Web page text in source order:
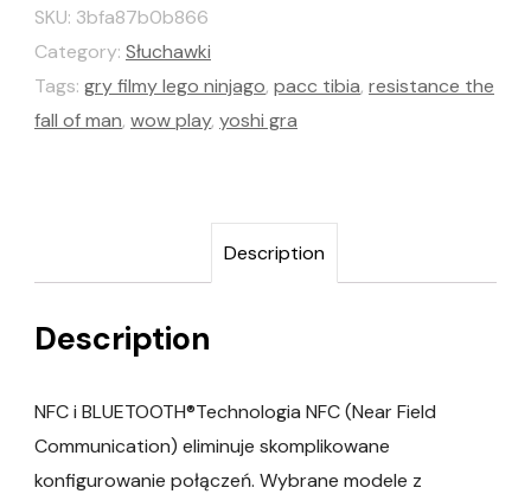
SKU: 3bfa87b0b866
Category: Słuchawki
Tags: gry filmy lego ninjago, pacc tibia, resistance the
fall of man, wow play, yoshi gra
Description
Description
NFC i BLUETOOTH®Technologia NFC (Near Field
Communication) eliminuje skomplikowane
konfigurowanie połączeń. Wybrane modele z